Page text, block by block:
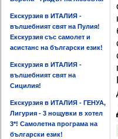
Екскурзия в ИТАЛИЯ -
вълшебният свят на Пулия!
Екскурзия със самолет и
асистанс на български език!
Екскурзия в ИТАЛИЯ -
вълшебният свят на
Сицилия!
Екскурзия в ИТАЛИЯ - ГЕНУА,
Лигурия - 3 нощувки в хотел
3*! Самолетна програма на
български език!